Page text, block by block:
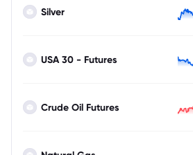
Silver
USA 30 - Futures
Crude Oil Futures